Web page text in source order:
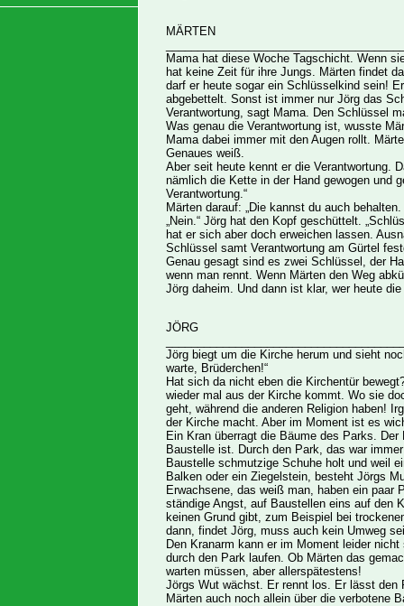
MÄRTEN
Mama hat diese Woche Tagschicht. Wenn
hat keine Zeit für ihre Jungs. Märten findet
darf er heute sogar ein Schlüsselkind sein!
abgebettelt. Sonst ist immer nur Jörg das
Verantwortung, sagt Mama. Den Schlüssel
Was genau die Verantwortung ist, wusste
Mama dabei immer mit den Augen rollt.
Genaues weiß.
Aber seit heute kennt er die Verantwortung.
nämlich die Kette in der Hand gewogen und
Verantwortung.“
Märten darauf: „Die kannst du auch
„Nein.“ Jörg hat den Kopf geschüttelt.
hat er sich aber doch erweichen lassen.
Schlüssel samt Verantwortung am Gürtel
Genau gesagt sind es zwei Schlüssel, der
wenn man rennt. Wenn Märten den Weg
Jörg daheim. Und dann ist klar, wer heute
JÖRG
Jörg biegt um die Kirche herum und sieht
warte, Brüderchen!“
Hat sich da nicht eben die Kirchentür
wieder mal aus der Kirche kommt. Wo sie
geht, während die anderen Religion haben!
der Kirche macht. Aber im Moment ist es
Ein Kran überragt die Bäume des Parks.
Baustelle ist. Durch den Park, das war
Baustelle schmutzige Schuhe holt und weil
Balken oder ein Ziegelstein, besteht Jörgs
Erwachsene, das weiß man, haben ein paar
ständige Angst, auf Baustellen eins auf den
keinen Grund gibt, zum Beispiel bei
dann, findet Jörg, muss auch kein Umweg
Den Kranarm kann er im Moment leider
durch den Park laufen. Ob Märten das
warten müssen, aber allerspätestens!
Jörgs Wut wächst. Er rennt los. Er lässt den
Märten auch noch allein über die verbotene